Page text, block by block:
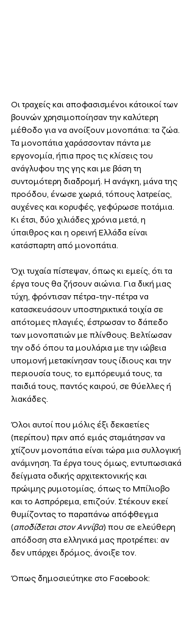
Οι τραχείς και αποφασισμένοι κάτοικοί των
βουνών χρησιμοποίησαν την καλύτερη
μέθοδο για να ανοίξουν μονοπάτια: τα ζώα.
Τα μονοπάτια χαράσσονταν πάντα με
εργονομία, ήπια προς τις κλίσεις του
ανάγλυφου της γης και με βάση τη
συντομότερη διαδρομή. Η ανάγκη, μάνα της
προόδου, ένωσε χωριά, τόπους λατρείας,
αυχένες και κορυφές, γεφύρωσε ποτάμια.
Κι έτσι, δύο χιλιάδες χρόνια μετά, η
ύπαιθρος και η ορεινή Ελλάδα είναι
κατάσπαρτη από μονοπάτια.
Όχι τυχαία πίστεψαν, όπως κι εμείς, ότι τα
έργα τους θα ζήσουν αιώνια. Για δική μας
τύχη, φρόντισαν πέτρα-την-πέτρα να
κατασκευάσουν υποστηρικτικά τοιχία σε
απότομες πλαγιές, έστρωσαν το δάπεδο
των μονοπατιών με πλίνθους. Βελτίωσαν
την οδό όπου τα μουλάρια με την ιώβεια
υπομονή μετακίνησαν τους ίδιους και την
περιουσία τους, το εμπόρευμά τους, τα
παιδιά τους, παντός καιρού, σε θύελλες ή
λιακάδες.
Όλοι αυτοί που μόλις έξι δεκαετίες
(περίπου) πριν από εμάς σταμάτησαν να
χτίζουν μονοπάτια είναι τώρα μια συλλογική
ανάμνηση. Τα έργα τους όμως, εντυπωσιακά
δείγματα οδικής αρχιτεκτονικής και
πρώιμης ρυμοτομίας, όπως το Μπίλιοβο
και το Ασπρόρεμα, επιζούν. Στέκουν εκεί
θυμίζοντας το παραπάνω απόφθεγμα
(αποδίδεται στον Αννίβα) που σε ελεύθερη
απόδοση στα ελληνικά μας προτρέπει: αν
δεν υπάρχει δρόμος, άνοιξε τον.
Όπως δημοσιεύτηκε στο Facebook: